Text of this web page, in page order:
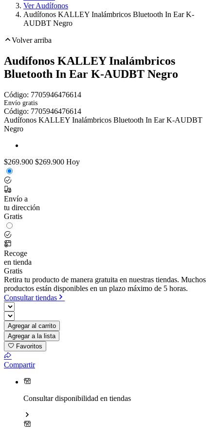
Ver Audífonos
Audífonos KALLEY Inalámbricos Bluetooth In Ear K-
AUDBT Negro
Volver arriba
Audífonos KALLEY Inalámbricos
Bluetooth In Ear K-AUDBT Negro
Código: 7705946476614
Envío gratis Toca dos veces para ampliar
Código: 7705946476614
Audífonos KALLEY Inalámbricos Bluetooth In Ear K-AUDBT
Negro
$269.900 $269.900 Hoy
Envío a
tu dirección
Gratis
Recoge
en tienda
Gratis
Retira tu producto de manera gratuita en nuestras tiendas. Muchos
productos están disponibles en un plazo máximo de 5 horas.
Consultar tiendas
Agregar al carrito
Agregar a la lista
Favoritos
Compartir
Consultar disponibilidad en tiendas